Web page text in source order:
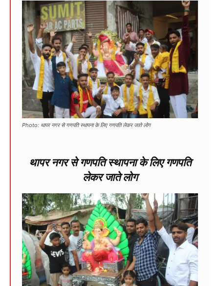
Photo: थापर नगर से गणपति स्थापना के लिए गणपति लेकर जाते लोग
थापर नगर से गणपति स्थापना के लिए गणपति
लेकर जाते लोग